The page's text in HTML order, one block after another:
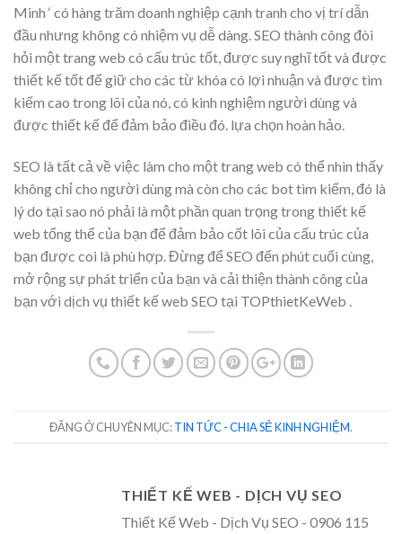
Minh ‘ có hàng trăm doanh nghiệp cạnh tranh cho vị trí dẫn
đầu nhưng không có nhiệm vụ dễ dàng. SEO thành công đòi
hỏi một trang web có cấu trúc tốt, được suy nghĩ tốt và được
thiết kế tốt để giữ cho các từ khóa có lợi nhuận và được tìm
kiếm cao trong lõi của nó, có kinh nghiệm người dùng và
được thiết kế để đảm bảo điều đó. lựa chọn hoàn hảo.
SEO là tất cả về việc làm cho một trang web có thể nhìn thấy
không chỉ cho người dùng mà còn cho các bot tìm kiếm, đó là
lý do tại sao nó phải là một phần quan trọng trong thiết kế
web tổng thể của bạn để đảm bảo cốt lõi của cấu trúc của
bạn được coi là phù hợp. Đừng để SEO đến phút cuối cùng,
mở rộng sự phát triển của bạn và cải thiện thành công của
bạn với dịch vụ thiết kế web SEO tại TOPthietKeWeb .
ĐĂNG Ở CHUYÊN MỤC:TIN TỨC - CHIA SẺ KINH NGHIỆM.
THIẾT KẾ WEB - DỊCH VỤ SEO
Thiết Kế Web - Dịch Vụ SEO - 0906 115